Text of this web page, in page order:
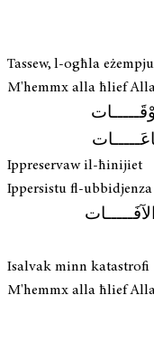
Tassew, l-ogħla eżempju
M'hemmx alla ħlief
Ippreservaw il-ħinijiet
Ippersistu fl-ubbidjenza
Isalvak minn katastrofi
M'hemmx alla ħlief